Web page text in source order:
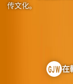
传文化。
在